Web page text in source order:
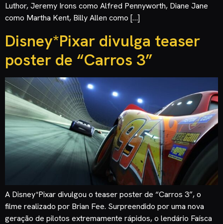
Luthor, Jeremy Irons como Alfred Pennyworth, Diane Jane
como Martha Kent, Billy Allen como […]
Disney*Pixar divulga teaser
poster de “Carros 3”
A Disney*Pixar divulgou o teaser poster de “Carros 3”, o
filme realizado por Brian Fee. Surpreendido por uma nova
geração de pilotos extremamente rápidos, o lendário Faísca